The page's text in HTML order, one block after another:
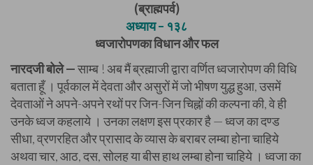
(ब्राह्मपर्व)
अध्याय – १३८
ध्वजारोपणका विधान और फल
नारदजी बोले —साम्ब ! अब मैं ब्रह्माजी द्वारा वर्णित ध्वजारोपण की विधि
बताता हूँ । पूर्वकाल में देवता और असुरों में जो भीषण युद्ध हुआ, उसमें
देवताओं ने अपने-अपने रथों पर जिन-जिन चिह्नों की कल्पना की, वे ही
उनके ध्वज कहलाये । उनका लक्षण इस प्रकार है — ध्वज का दण्ड
सीधा, व्रणरहित और प्रासाद के व्यास के बराबर लम्बा होना चाहिये
अथवा चार, आठ, दस, सोलह या बीस हाथ लम्बा होना चाहिये । ध्वजा का